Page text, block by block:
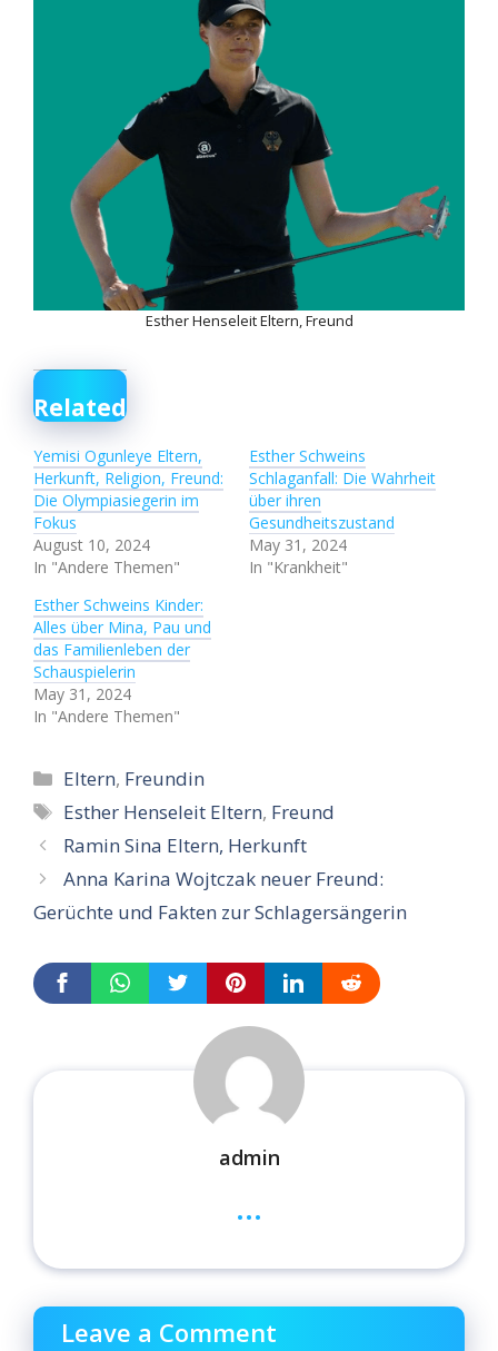
Esther Henseleit Eltern, Freund
Related
Yemisi Ogunleye Eltern,
Herkunft, Religion, Freund:
Die Olympiasiegerin im
Fokus
August 10, 2024
In "Andere Themen"
Esther Schweins
Schlaganfall: Die Wahrheit
über ihren
Gesundheitszustand
May 31, 2024
In "Krankheit"
Esther Schweins Kinder:
Alles über Mina, Pau und
das Familienleben der
Schauspielerin
May 31, 2024
In "Andere Themen"
Categories
Eltern, Freundin
Tags
Esther Henseleit Eltern, Freund
Ramin Sina Eltern, Herkunft
Anna Karina Wojtczak neuer Freund:
Gerüchte und Fakten zur Schlagersängerin
admin
...
Leave a Comment